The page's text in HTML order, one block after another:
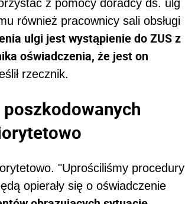
z pomocy doradcy ds. ulg
również pracownicy sali obsługi
ulgi jest wystąpienie do ZUS z
oświadczenia, że jest on
rzecznik.
"Uprościliśmy procedury
opierały się o oświadczenie